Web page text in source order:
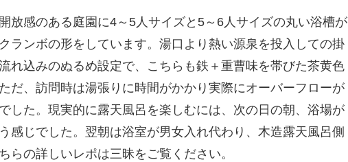
放感のある庭園に4～5人サイズと5～6人サイズの丸い浴槽が
ランボの形をしています。湯口より熱い源泉を投入しての掛
れ込みのぬるめ設定で、こちらも鉄＋重曹味を帯びた茶黄色
だ、訪問時は湯張りに時間がかかり実際にオーバーフローが
した。現実的に露天風呂を楽しむには、次の日の朝、浴場が
感じでした。翌朝は浴室が男女入れ代わり、木造露天風呂側
らの詳しいレポは三昧をご覧ください。